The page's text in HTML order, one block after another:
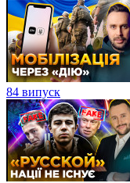
84 випуск